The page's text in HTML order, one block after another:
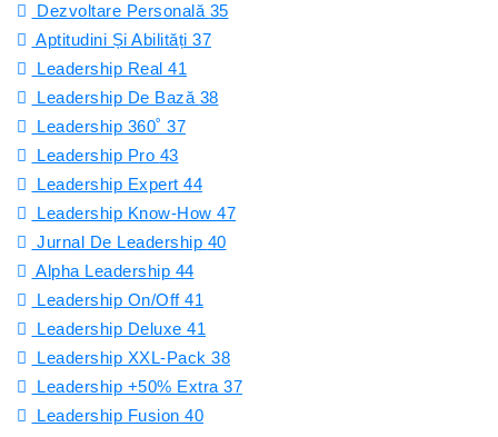
Dezvoltare Personală 35
Aptitudini Și Abilități 37
Leadership Real 41
Leadership De Bază 38
Leadership 360˚ 37
Leadership Pro 43
Leadership Expert 44
Leadership Know-How 47
Jurnal De Leadership 40
Alpha Leadership 44
Leadership On/Off 41
Leadership Deluxe 41
Leadership XXL-Pack 38
Leadership +50% Extra 37
Leadership Fusion 40